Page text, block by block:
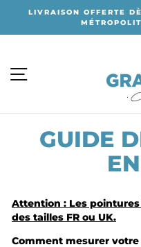
contenu
LIVRAISON OFFERTE
GUIDE
Attention : Les
des tailles FR ou UK.
Comment mesurer